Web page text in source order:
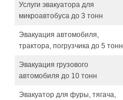
Услуги эвакуатора для
микроавтобуса до 3 тонн
Эвакуация автомобиля,
трактора, погрузчика до 5 тонн
Эвакуация грузового
автомобиля до 10 тонн
Эвакуатор для фуры, тягача,